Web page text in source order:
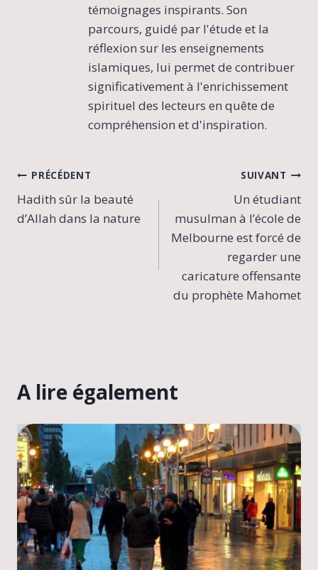
témoignages inspirants. Son
parcours, guidé par l'étude et la
réflexion sur les enseignements
islamiques, lui permet de contribuer
significativement à l'enrichissement
spirituel des lecteurs en quête de
compréhension et d'inspiration.
Navigation
de
PRÉCÉDENT
Hadith sûr la beauté
d’Allah dans la nature
SUIVANT
Un étudiant
musulman à l’école de
Melbourne est forcé de
regarder une
caricature offensante
du prophète Mahomet
A lire également